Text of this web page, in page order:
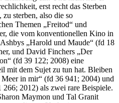
erst recht das Sterben
zu sterben, also die so
Themen „Freitod“ und
die vom konventionellen Kino in
„Harold und Maude“ (fd 18
und David Finchers „Der
(fd 39 122; 2008) eine
mit dem Sujet zu tun hat. Bleiben
in mir“ (fd 36 941; 2004) und
2012) als zwei rare Beispiele.
Maymon und Tal Granit